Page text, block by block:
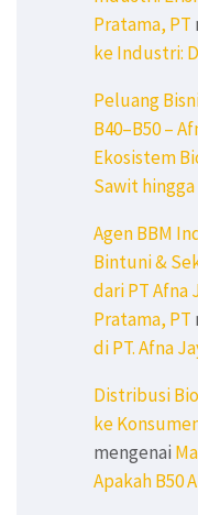
Pratama, PT
ke Industri:
Peluang
B40–B50 –
Ekosistem
Sawit
Agen BBM
Bintuni &
dari PT Afna
Pratama, PT
di PT. Afna
Distribusi
ke
mengenai
Apakah B50